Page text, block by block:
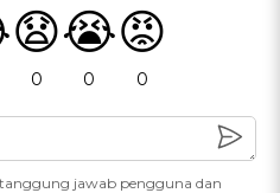
😧
0
😭
0
😡
0
jawab pengguna dan